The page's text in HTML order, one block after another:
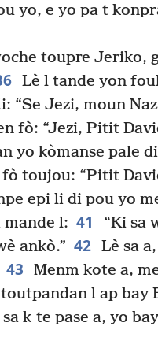
yo, e yo pa t
toupre Jeriko,
Lè l tande yon
“Se Jezi, moun
fò: “Jezi, Pitit
yo kòmanse pale
toujou: “Pitit
epi li di pou yo
l: 41
“Ki sa
ankò.” 42 Lè sa
43
Menm kote a,
l ap bay
k te pase a, yo